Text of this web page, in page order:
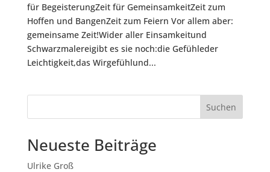
für BegeisterungZeit für GemeinsamkeitZeit zum
Hoffen und BangenZeit zum Feiern Vor allem aber:
gemeinsame Zeit!Wider aller Einsamkeitund
Schwarzmalereigibt es sie noch:die Gefühleder
Leichtigkeit,das Wirgefühlund...
Suchen
Neueste Beiträge
Ulrike Groß